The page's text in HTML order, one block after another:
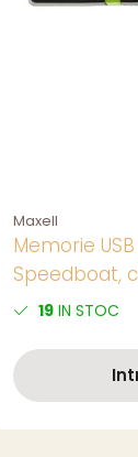
Maxell
Memorie
Speedboat,
Soluție
19 IN STOC